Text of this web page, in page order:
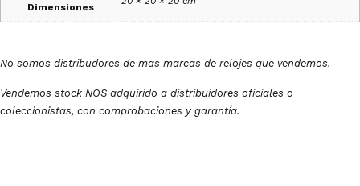
Dimensiones
No somos distribudores de mas marcas de relojes que vendemos.
Vendemos stock NOS adquirido a distribuidores oficiales o
coleccionistas, con comprobaciones y garantía.